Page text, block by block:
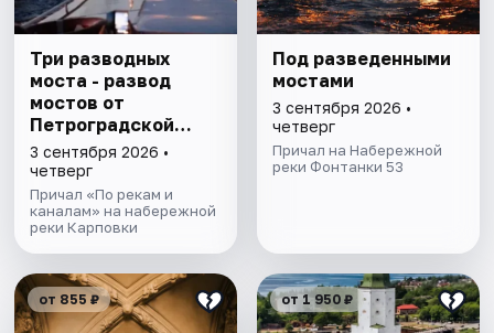
Три разводных
моста - развод
мостов от
Петроградской
стороны
3 сентября 2026 •
четверг
Причал «По рекам и
каналам» на набережной
реки Карповки
Под разведенными
мостами
3 сентября 2026 •
четверг
Причал на Набережной
реки Фонтанки 53
от 855 ₽ от 1 950 ₽